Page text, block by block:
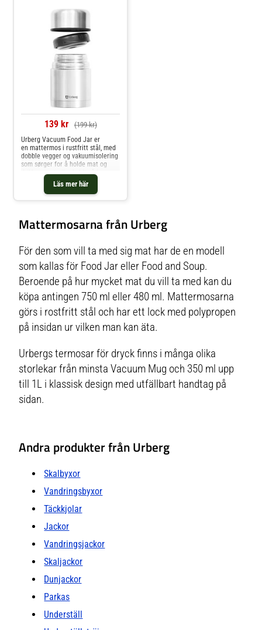
139 kr (199 kr)
Läs mer här
Urberg Vacuum Food Jar er
en mattermos i rustfritt stål, med
dobble vegger og vakuumisolering
som sørger for å holde mat og
drikke varmt eller kaldt så lenge
som mulig når du skal ut på
tur. Åpningen er forseglet med
silikontettning for at innhold og
500ml.Materialer og
fargerMateriale: Rustfritt
PolypropenFarge: Stainless
(rustfri stålgrå)Mål og
størrelserVolumVektHøyde x
Bredde x lengdeFarge
Åpningsdiameter500ml476g15 x
10 x 10cmStainless 8,5cmNB!
Tåler ikke oppvaskmaskin. Urberg
har forpliktet seg til å donere 1%
av sin årlige omsetning til en kjent
miljøvernorganisasjon. Så når du
velger et produkt fra Urberg tar du
Mattermosarna från Urberg
För den som vill ta med sig mat har de en modell
som kallas för Food Jar eller Food and Soup.
Beroende på hur mycket mat du vill ta med kan du
köpa antingen 750 ml eller 480 ml. Mattermosarna
görs i rostfritt stål och har ett lock med polypropen
på insidan ur vilken man kan äta.
Urbergs termosar för dryck finns i många olika
storlekar från minsta Vacuum Mug och 350 ml upp
till 1L i klassisk design med utfällbart handtag på
sidan.
Andra produkter från Urberg
Skalbyxor
Vandringsbyxor
Täckkjolar
Jackor
Vandringsjackor
Skaljackor
Dunjackor
Parkas
Underställ